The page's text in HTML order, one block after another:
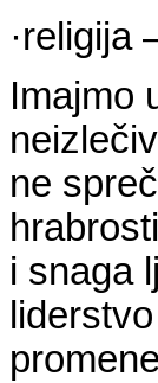
·religija
Imajmo
ne
i snaga